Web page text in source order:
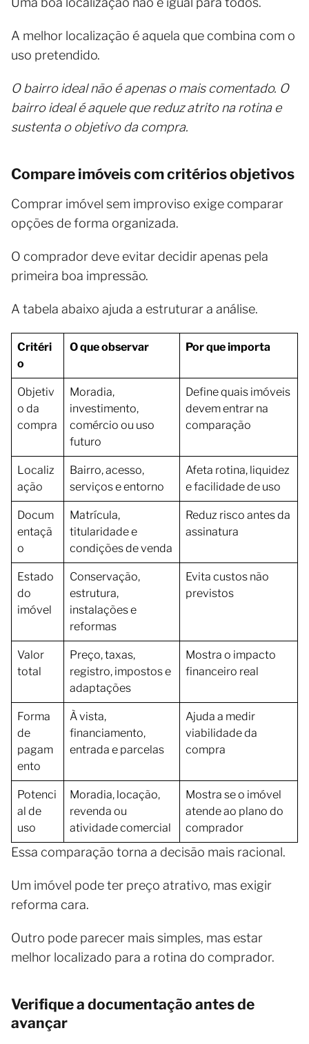
A melhor localização é aquela que combina com o
uso pretendido.
O bairro ideal não é apenas o mais comentado. O
bairro ideal é aquele que reduz atrito na rotina e
sustenta o objetivo da compra.
Compare imóveis com critérios objetivos
Comprar imóvel sem improviso exige comparar
opções de forma organizada.
O comprador deve evitar decidir apenas pela
primeira boa impressão.
A tabela abaixo ajuda a estruturar a análise.
Critéri
o
O que observar Por que importa
Objetiv
o da
compra
Moradia,
investimento,
comércio ou uso
futuro
Define quais imóveis
devem entrar na
comparação
Localiz
ação
Bairro, acesso,
serviços e entorno
Afeta rotina, liquidez
e facilidade de uso
Docum
entaçã
o
Matrícula,
titularidade e
condições de venda
Reduz risco antes da
assinatura
Estado
do
imóvel
Conservação,
estrutura,
instalações e
reformas
Evita custos não
previstos
Valor
total
Preço, taxas,
registro, impostos e
adaptações
Mostra o impacto
financeiro real
Forma
de
pagam
ento
À vista,
financiamento,
entrada e parcelas
Ajuda a medir
viabilidade da
compra
Potenci
al de
uso
Moradia, locação,
revenda ou
atividade comercial
Mostra se o imóvel
atende ao plano do
comprador
Essa comparação torna a decisão mais racional.
Um imóvel pode ter preço atrativo, mas exigir
reforma cara.
Outro pode parecer mais simples, mas estar
melhor localizado para a rotina do comprador.
Verifique a documentação antes de
avançar